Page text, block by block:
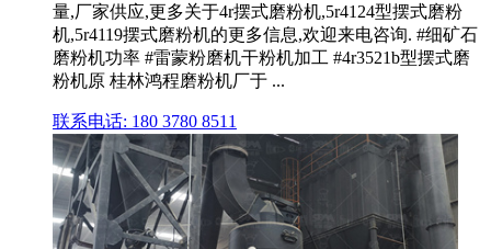
量,厂家供应,更多关于4r摆式磨粉机,5r4124型摆式磨粉
机,5r4119摆式磨粉机的更多信息,欢迎来电咨询. #细矿石
磨粉机功率 #雷蒙粉磨机干粉机加工 #4r3521b型摆式磨
粉机原 桂林鸿程磨粉机厂于 ...
联系电话: 180 3780 8511